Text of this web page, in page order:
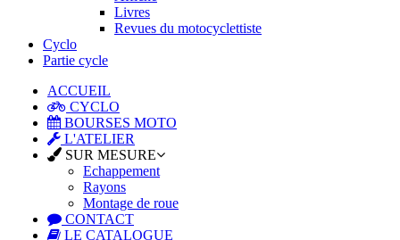
Livres
Revues du motocyclettiste
Cyclo
Partie cycle
ACCUEIL
CYCLO
BOURSES MOTO
L'ATELIER
SUR MESURE
Echappement
Rayons
Montage de roue
CONTACT
LE CATALOGUE